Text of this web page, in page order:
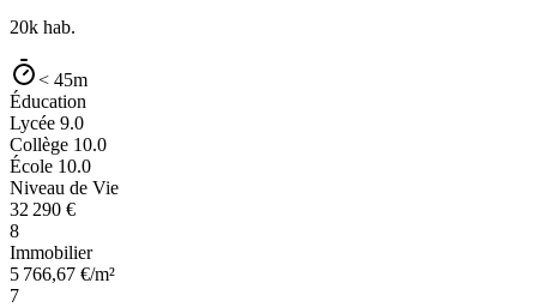
20k hab.
< 45m
Éducation
Lycée 9.0
Collège 10.0
École 10.0
Niveau de Vie
32 290 €
8
Immobilier
5 766,67 €/m²
7